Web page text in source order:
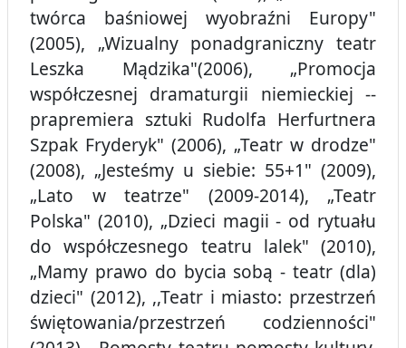
twórca baśniowej wyobraźni Europy"
(2005), „Wizualny ponadgraniczny teatr
Leszka Mądzika"(2006), „Promocja
współczesnej dramaturgii niemieckiej --
prapremiera sztuki Rudolfa Herfurtnera
Szpak Fryderyk" (2006), „Teatr w drodze"
(2008), „Jesteśmy u siebie: 55+1" (2009),
„Lato w teatrze" (2009-2014), „Teatr
Polska" (2010), „Dzieci magii - od rytuału
do współczesnego teatru lalek" (2010),
„Mamy prawo do bycia sobą - teatr (dla)
dzieci" (2012), ,,Teatr i miasto: przestrzeń
świętowania/przestrzeń codzienności"